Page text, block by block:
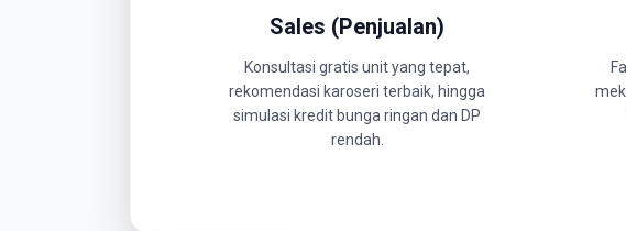
Sales (Penjualan)
Konsultasi gratis unit yang tepat,
rekomendasi karoseri terbaik, hingga
simulasi kredit bunga ringan dan DP
rendah.